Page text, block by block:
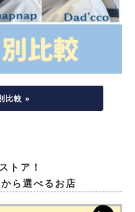
比較 »
トア！
ら選べるお店